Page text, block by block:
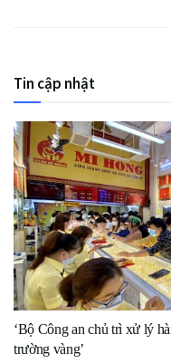
Tin cập nhật
‘Bộ Công an chủ trì xử lý
trường vàng’